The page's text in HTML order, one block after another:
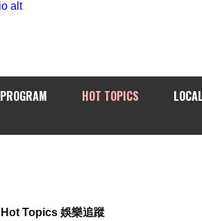
PROGRAM HOT TOPICS
Hot Topics 娛樂追蹤